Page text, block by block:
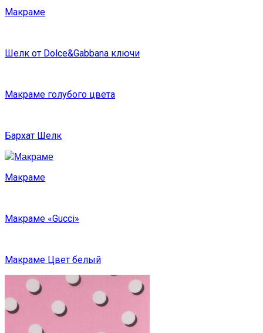
Макраме
Шелк от Dolce&Gabbana ключи
Макраме голубого цвета
Бархат Шелк
Макраме
Макраме «Gucci»
Макраме Цвет белый